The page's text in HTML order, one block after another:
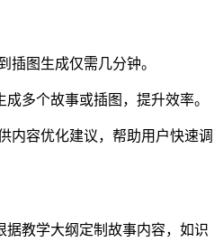
插图生成仅需几分钟。
多个故事或插图，提升效率。
内容优化建议，帮助用户快速调
据教学大纲定制故事内容，如识